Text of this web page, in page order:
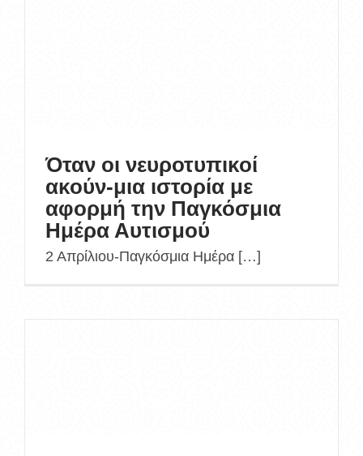
Όταν οι νευροτυπικοί
ακούν-μια ιστορία με
αφορμή την Παγκόσμια
Ημέρα Αυτισμού
2 Απρίλιου-Παγκόσμια Ημέρα […]